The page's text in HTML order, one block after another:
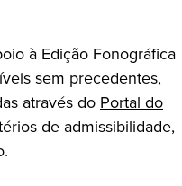
à Edição Fonográfica
sem precedentes,
através do Portal do
de admissibilidade,